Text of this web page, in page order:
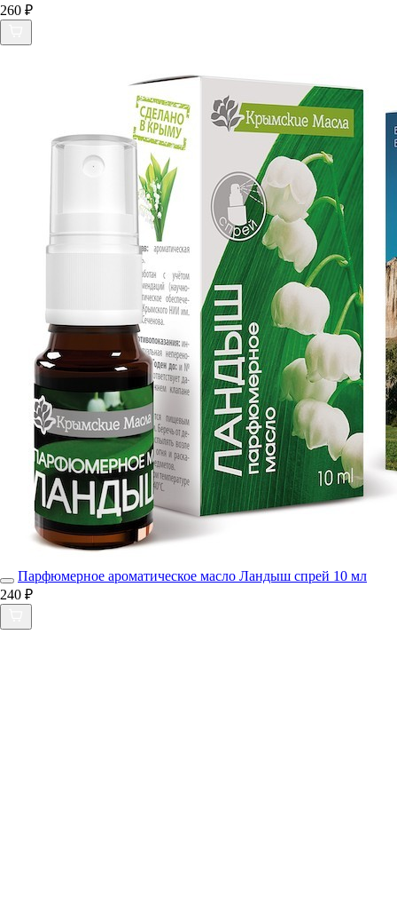
260 ₽
Парфюмерное ароматическое масло Ландыш спрей 10 мл
240 ₽